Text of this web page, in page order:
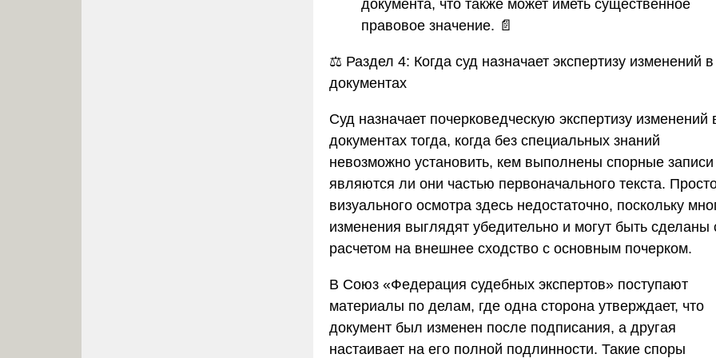
документа, что также может иметь существенное
правовое значение. 📄
⚖️ Раздел 4: Когда суд назначает экспертизу изменений в
документах
Суд назначает почерковедческую экспертизу изменений
документах тогда, когда без специальных знаний
невозможно установить, кем выполнены спорные записи
являются ли они частью первоначального текста.
визуального осмотра здесь недостаточно, поскольку
изменения выглядят убедительно и могут быть сделаны
расчетом на внешнее сходство с основным почерком.
В Союз «Федерация судебных экспертов» поступают
материалы по делам, где одна сторона утверждает, что
документ был изменен после подписания, а другая
настаивает на его полной подлинности. Такие споры